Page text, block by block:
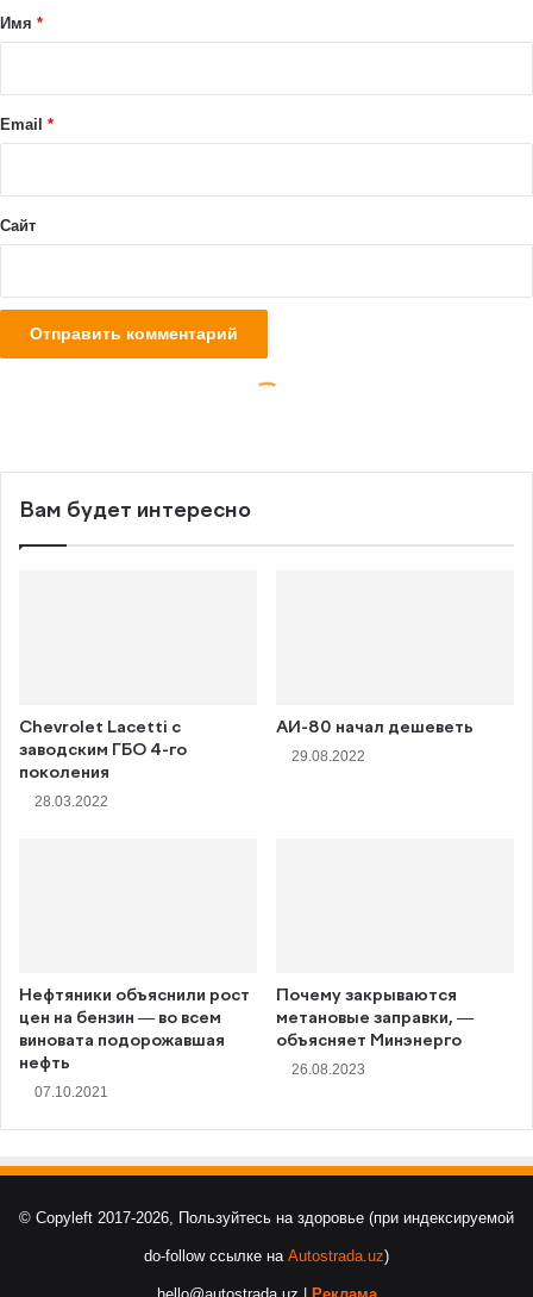
Вам будет интересно
Chevrolet Lacetti с
заводским ГБО 4-го
поколения
28.03.2022
АИ-80 начал дешеветь
29.08.2022
Нефтяники объяснили рост
цен на бензин — во всем
виновата подорожавшая
нефть
07.10.2021
Почему закрываются
метановые заправки, —
объясняет Минэнерго
26.08.2023
© Copyleft 2017-2026, Пользуйтесь на здоровье (при индексируемой
do-follow ссылке на Autostrada.uz)